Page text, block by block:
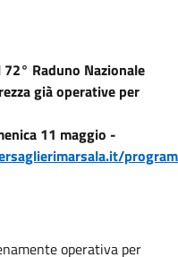
Raduno Nazionale
già operative per
11 maggio -
operativa per